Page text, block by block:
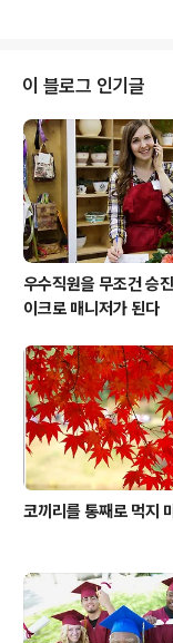
향상시키는 방법인데요,
에 대한 자세한 설명없이 '
식을 습득시키는 과정입니
이나 지식을 가르치는 과정
초 스킬과 지식을 전달하는
장에 써먹을 ..
이 블로그 인기글
우수직원을 무조건 승
이크로 매니저가 된다
코끼리를 통째로 먹지